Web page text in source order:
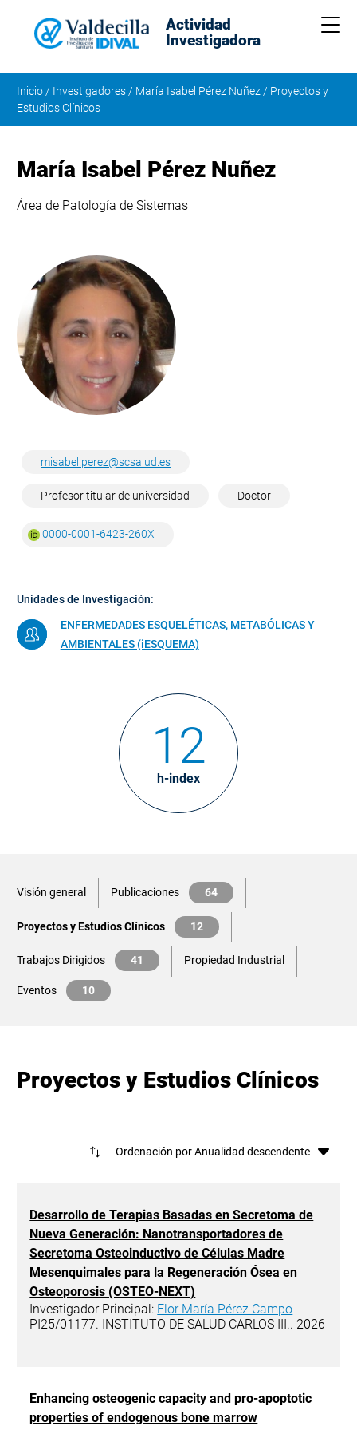
Actividad
Investigadora
Inicio / Investigadores / María Isabel Pérez Nuñez / Proyectos y
Estudios Clínicos
María Isabel Pérez Nuñez
Área de Patología de Sistemas
misabel.perez@scsalud.es
Profesor titular de universidad Doctor
0000-0001-6423-260X
Unidades de Investigación:
ENFERMEDADES ESQUELÉTICAS, METABÓLICAS Y
AMBIENTALES (iESQUEMA)
h-index
12
Visión general Publicaciones 64
Proyectos y Estudios Clínicos 12
Trabajos Dirigidos 41 Propiedad Industrial
Eventos 10
Proyectos y Estudios Clínicos
Desarrollo de Terapias Basadas en Secretoma de
Nueva Generación: Nanotransportadores de
Secretoma Osteoinductivo de Células Madre
Mesenquimales para la Regeneración Ósea en
Osteoporosis (OSTEO-NEXT)
Investigador Principal: Flor María Pérez Campo
PI25/01177. INSTITUTO DE SALUD CARLOS III.. 2026
Enhancing osteogenic capacity and pro-apoptotic
properties of endogenous bone marrow